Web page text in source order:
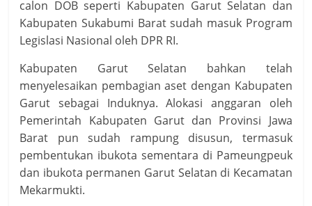
calon DOB seperti Kabupaten Garut Selatan dan
Kabupaten Sukabumi Barat sudah masuk Program
Legislasi Nasional oleh DPR RI.
Kabupaten Garut Selatan bahkan telah
menyelesaikan pembagian aset dengan Kabupaten
Garut sebagai Induknya. Alokasi anggaran oleh
Pemerintah Kabupaten Garut dan Provinsi Jawa
Barat pun sudah rampung disusun, termasuk
pembentukan ibukota sementara di Pameungpeuk
dan ibukota permanen Garut Selatan di Kecamatan
Mekarmukti.